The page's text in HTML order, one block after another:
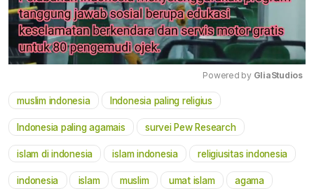
Powered by GliaStudios
muslim indonesia Indonesia paling religius
Indonesia paling agamais survei Pew Research
islam di indonesia islam indonesia religiusitas indonesia
indonesia islam muslim umat islam agama